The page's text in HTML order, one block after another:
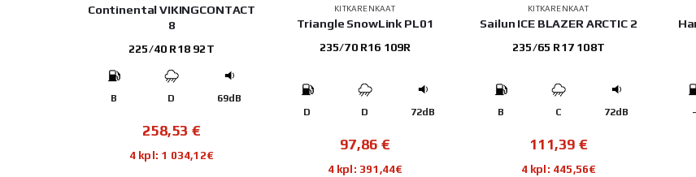
Continental VIKINGCONTACT
8
225/40 R18 92T
B D 69dB
258,53 €
4 kpl: 1 034,12€
KITKARENKAAT
Triangle SnowLink PL01
235/70 R16 109R
D D 72dB
97,86 €
4 kpl: 391,44€
KITKARENKAAT
Sailun ICE BLAZER ARCTIC 2
235/65 R17 108T
B C 72dB
111,39 €
4 kpl: 445,56€
-